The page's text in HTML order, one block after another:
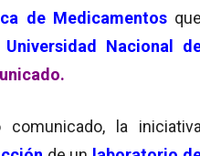
de Medicamentos que
Universidad Nacional
la iniciativa